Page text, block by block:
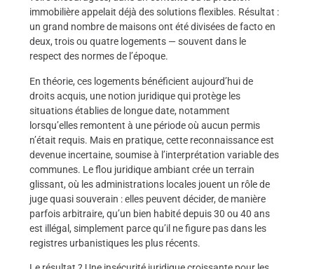
immobilière appelait déjà des solutions flexibles. Résultat :
un grand nombre de maisons ont été divisées de facto en
deux, trois ou quatre logements — souvent dans le
respect des normes de l’époque.
En théorie, ces logements bénéficient aujourd’hui de
droits acquis, une notion juridique qui protège les
situations établies de longue date, notamment
lorsqu’elles remontent à une période où aucun permis
n’était requis. Mais en pratique, cette reconnaissance est
devenue incertaine, soumise à l’interprétation variable des
communes. Le flou juridique ambiant crée un terrain
glissant, où les administrations locales jouent un rôle de
juge quasi souverain : elles peuvent décider, de manière
parfois arbitraire, qu’un bien habité depuis 30 ou 40 ans
est illégal, simplement parce qu’il ne figure pas dans les
registres urbanistiques les plus récents.